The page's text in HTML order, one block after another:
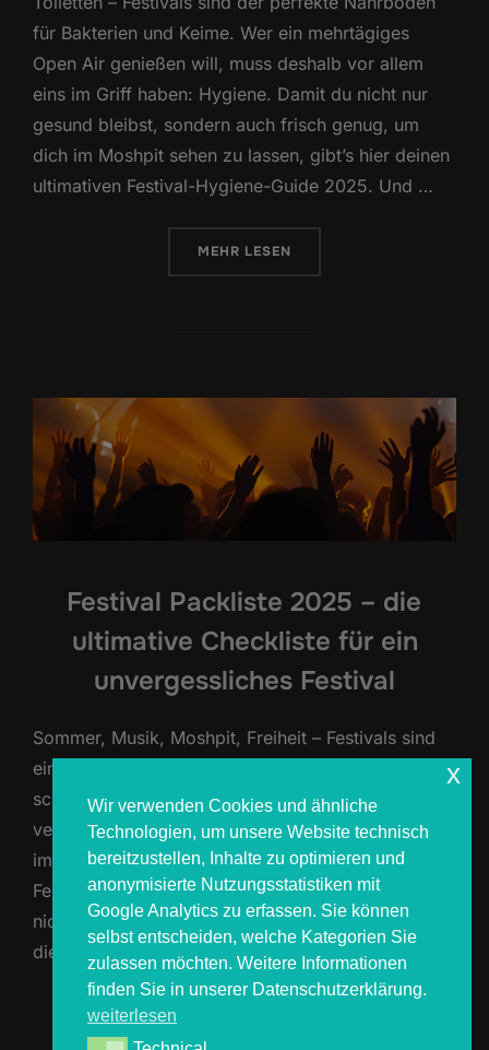
für Bakterien und Keime. Wer ein mehrtägiges
Open Air genießen will, muss deshalb vor allem
eins im Griff haben: Hygiene. Damit du nicht nur
gesund bleibst, sondern auch frisch genug, um
dich im Moshpit sehen zu lassen, gibt’s hier deinen
ultimativen Festival-Hygiene-Guide 2025. Und …
MEHR ÜBER „HYGIENE AUF
LESEN
Festival Packliste 2025 – die
ultimative Checkliste für ein
unvergessliches Festival
Sommer, Musik, Moshpit, Freiheit – Festivals sind
einfach der Inbegriff von Lebensgefühl. Aber wer
schon einmal im Schlamm seine Zahnbürste
vermisst hat oder nachts ohne trockene Kleidung
im Zelt saß, weiß: Ohne gute Planung wird der
Festivaltraum schnell zum Albtraum. Damit dir das
nicht passiert, haben wir von COSMOS4YOU dir
die ultimative Festival Packliste 2025 …
Wir verwenden Cookies und ähnliche
Technologien, um unsere Website technisch
bereitzustellen, Inhalte zu optimieren und
anonymisierte Nutzungsstatistiken mit
Google Analytics zu erfassen. Sie können
selbst entscheiden, welche Kategorien Sie
zulassen möchten. Weitere Informationen
finden Sie in unserer Datenschutzerklärung.
weiterlesen
x